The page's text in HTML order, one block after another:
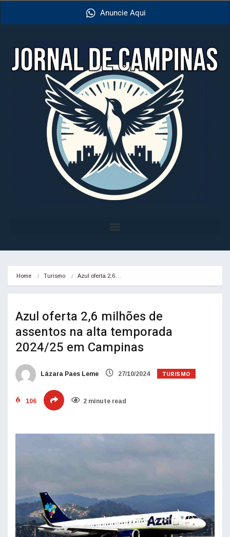
Anuncie Aqui
Home Turismo Azul oferta 2,6…
Azul oferta 2,6 milhões de
assentos na alta temporada
2024/25 em Campinas
Lázara Paes Leme 27/10/2024 TURISMO
106 2 minute read